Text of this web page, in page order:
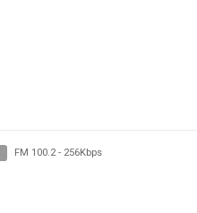
FM 100.2- 256Kbps